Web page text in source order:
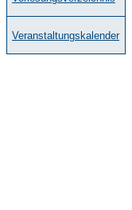
Veranstaltungskalender